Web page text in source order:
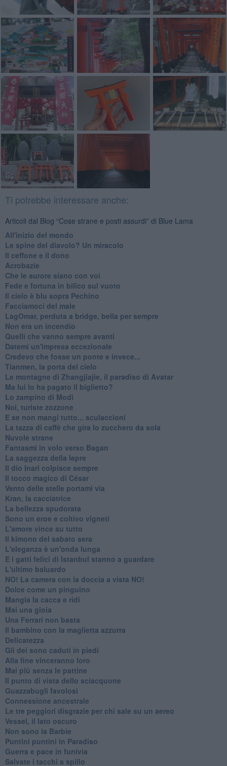
Ti potrebbe interessare anche:
Articoli dal Blog “Cose strane e posti assurdi” di Blue Lama
All'inizio del mondo
Le spine del diavolo? Un miracolo
Il ceffone e il dono
Acrobazie
Che le aurore siano con voi
Fede e fortuna in bilico sul vuoto
Il cielo è blu sopra Pechino
Facciamoci del male
LagOmar, perduta a bridge, bella per sempre
Non era un incendio
Quelli che vanno sempre avanti
Datemi un'impresa eccezionale
Credevo che fosse un ponte e invece...
Tianmen, la porta del cielo
Le montagne di Zhangjiajie, il paradiso di Avatar
Ma lui lo ha pagato il biglietto?
Lo zampino di Modì
Noi, turiste zozzone
E se non mangi tutto... sculaccioni
La tazza di caffè che gira lo zucchero da sola
Nuvole strane
Fantasmi in volo verso Bagan
La saggezza della lepre
Il dio Inari colpisce sempre
Il tocco magico di César
Vento delle stelle portami via
Kran, la cacciatrice
La bellezza spudorata
Sono un eroe e coltivo vigneti
L'amore vince su tutto
Il kimono del sabato sera
L'eleganza è un'onda lunga
E i gatti felici di Istanbul stanno a guardare
L'ultimo baluardo
NO! La camera con la doccia a vista NO!
Dolce come un pinguino
Mangia la cacca e ridi
Mai una gioia
Una Ferrari non basta
Il bambino con la maglietta azzurra
Delicatezza
Gli dei sono caduti in piedi
Alla fine vinceranno loro
Mai più senza le pattine
Il punto di vista dello sciacquone
Guazzabugli favolosi
Connessione ancestrale
Le tre peggiori disgrazie per chi sale su un aereo
Vessel, il lato oscuro
Non sono la Barbie
Puntini puntini in Paradiso
Guerra e pace in funivia
Salvate i tacchi a spillo